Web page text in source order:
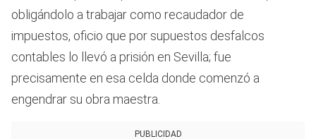
obligándolo a trabajar como recaudador de
impuestos, oficio que por supuestos desfalcos
contables lo llevó a prisión en Sevilla; fue
precisamente en esa celda donde comenzó a
engendrar su obra maestra.
PUBLICIDAD